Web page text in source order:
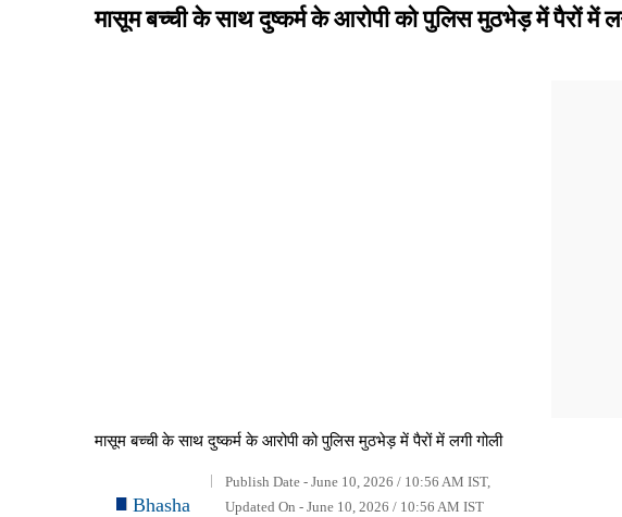
मासूम बच्ची के साथ दुष्कर्म के आरोपी को पुलिस मुठभेड़ में पैरों में
मासूम बच्ची के साथ दुष्कर्म के आरोपी को पुलिस मुठभेड़ में पैरों में लगी गोली
Bhasha
Publish Date - June 10, 2026 / 10:56 AM IST,
Updated On - June 10, 2026 / 10:56 AM IST